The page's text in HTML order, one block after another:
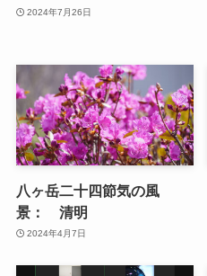
2024年7月26日
八ヶ岳二十四節気の風
景： 清明
2024年4月7日